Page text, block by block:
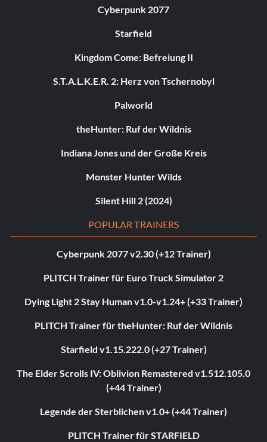
Cyberpunk 2077
Starfield
Kingdom Come: Befreiung II
S.T.A.L.K.E.R. 2: Herz von Tschernobyl
Palworld
theHunter: Ruf der Wildnis
Indiana Jones und der Große Kreis
Monster Hunter Wilds
Silent Hill 2 (2024)
POPULAR TRAINERS
Cyberpunk 2077 v2.30 (+12 Trainer)
PLITCH Trainer für Euro Truck Simulator 2
Dying Light 2 Stay Human v1.0-v1.24+ (+33 Trainer)
PLITCH Trainer für theHunter: Ruf der Wildnis
Starfield v1.15.222.0 (+27 Trainer)
The Elder Scrolls IV: Oblivion Remastered v1.512.105.0
(+44 Trainer)
Legende der Sterblichen v1.0+ (+44 Trainer)
PLITCH Trainer für STARFIELD